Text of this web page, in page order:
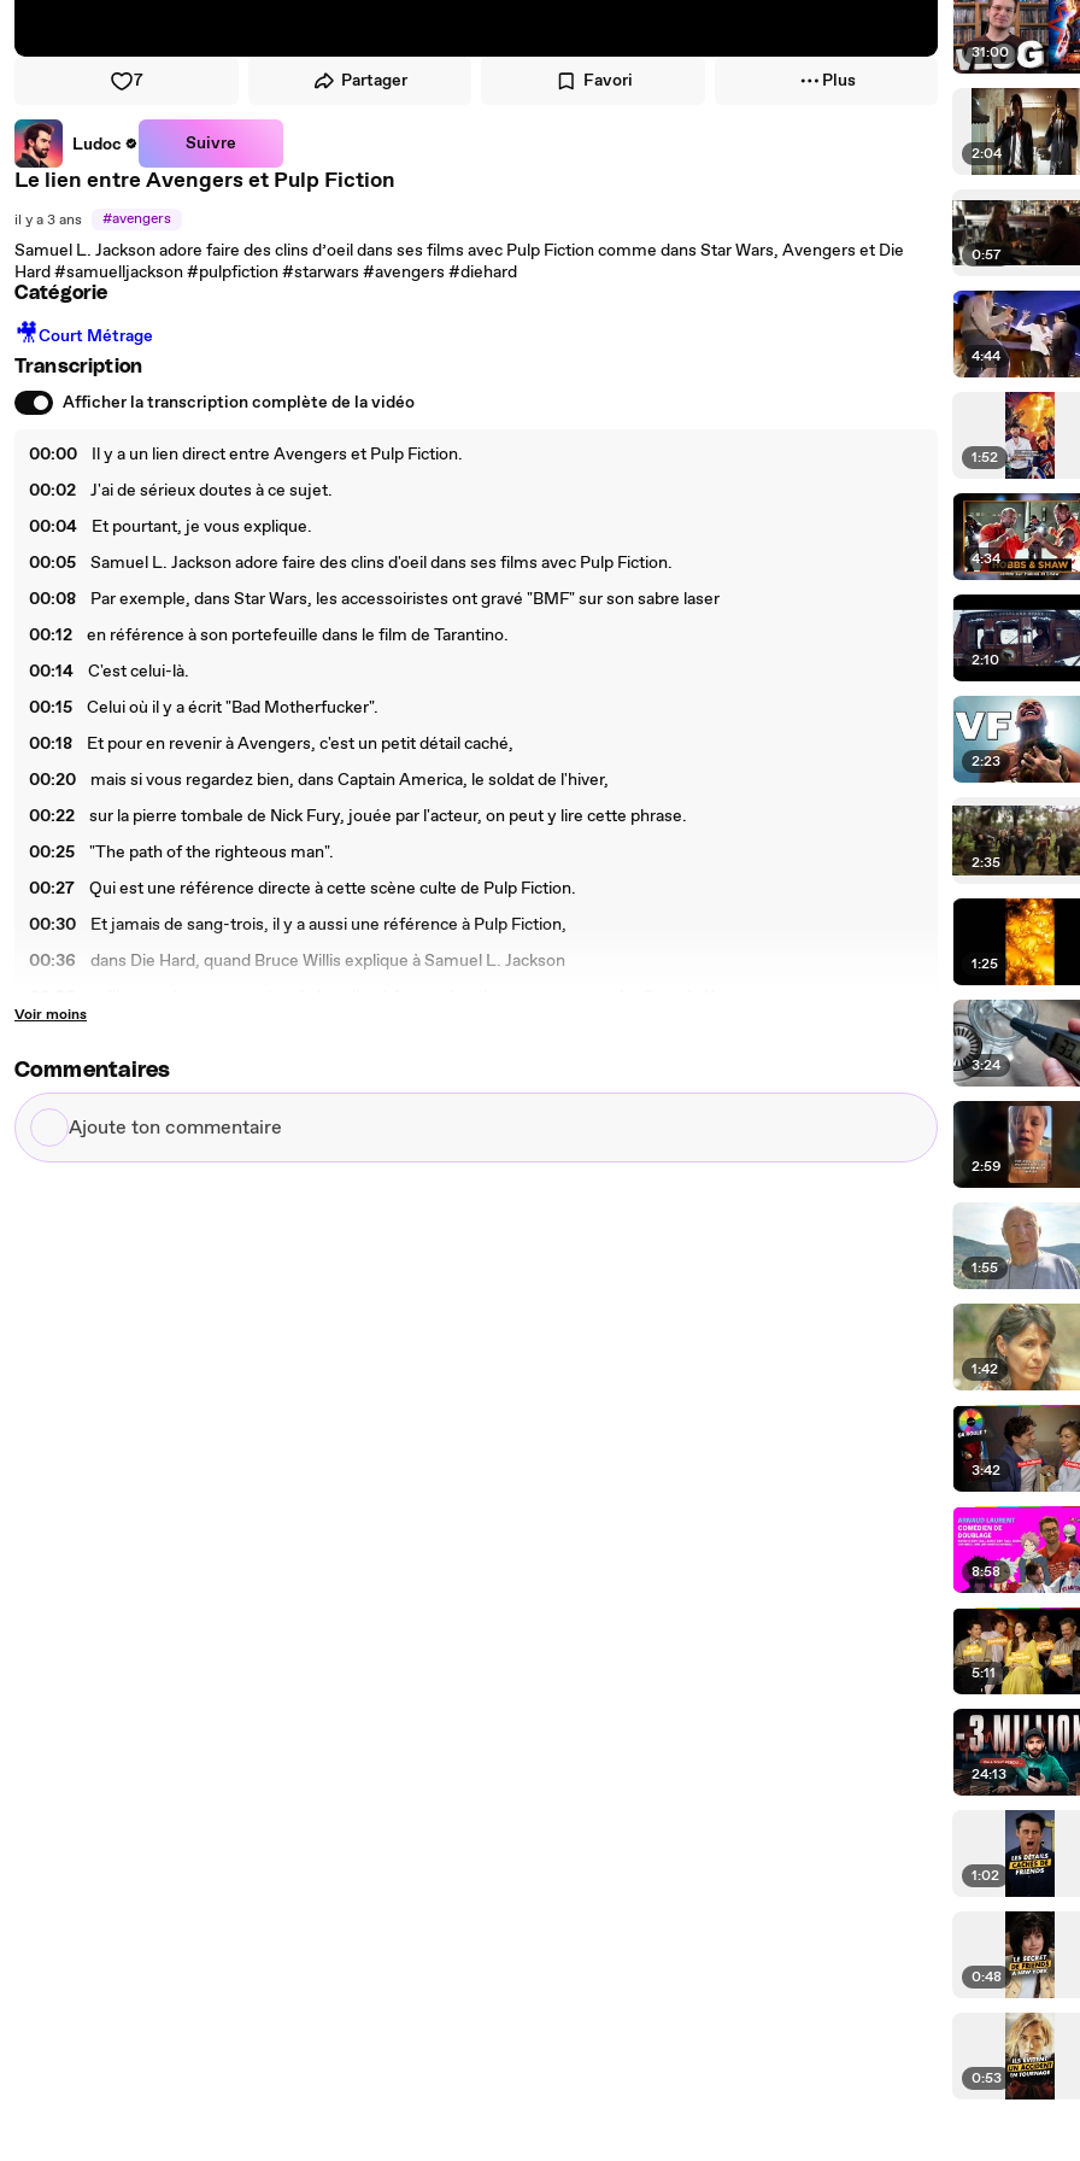
7 Partager Favori Plus
Ludoc Suivre
Le lien entre Avengers et Pulp Fiction
il y a 3 ans #avengers
Samuel L. Jackson adore faire des clins d’oeil dans ses films avec Pulp Fiction comme dans Star Wars, Avengers et Die
Hard #samuelljackson #pulpfiction #starwars #avengers #diehard
Catégorie
🎥Court Métrage
Transcription
Afficher la transcription complète de la vidéo
00:00
Il y a un lien direct entre Avengers et Pulp Fiction.
00:02
J'ai de sérieux doutes à ce sujet.
00:04
Et pourtant, je vous explique.
00:05
Samuel L. Jackson adore faire des clins d'oeil dans ses films avec Pulp Fiction.
00:08
Par exemple, dans Star Wars, les accessoiristes ont gravé "BMF" sur son sabre laser
00:12
en référence à son portefeuille dans le film de Tarantino.
00:14
C'est celui-là.
00:15
Celui où il y a écrit "Bad Motherfucker".
00:18
Et pour en revenir à Avengers, c'est un petit détail caché,
00:20
mais si vous regardez bien, dans Captain America, le soldat de l'hiver,
00:22
sur la pierre tombale de Nick Fury, jouée par l'acteur, on peut y lire cette phrase.
00:25
"The path of the righteous man".
00:27
Qui est une référence directe à cette scène culte de Pulp Fiction.
00:30
Et jamais de sang-trois, il y a aussi une référence à Pulp Fiction,
00:36
dans Die Hard, quand Bruce Willis explique à Samuel L. Jackson
00:49
chantée par l'acteur dans Pulp Fiction.
00:55
Voir moins
Commentaires
Ajoute
ton
31:00
2:04
0:57
4:44
1:52
4:34
2:10
2:23
2:35
1:25
3:24
2:59
1:55
1:42
3:42
8:58
5:11
24:13
1:02
0:48
0:53